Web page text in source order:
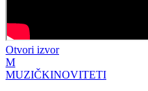
Otvori izvor
M
MUZIČKINOVITETI